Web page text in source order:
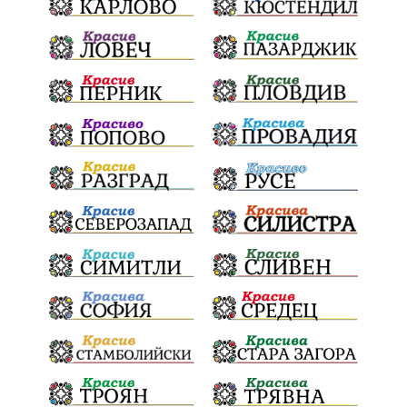
Дарителска кампания дело подкрепа
театър Българска армия Георги Парцалев
Радостин Василев Регионална библиотека
„Христо Смирненски“ напояване
ВиК Плевен Андрей Гюров Тръстеник
изпълнителен директор ОбластПлевен
Коледно градче заместник-кмет палеж